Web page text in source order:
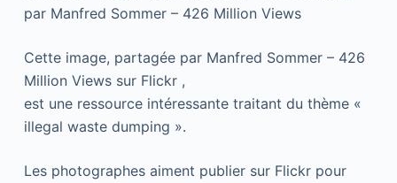
par Manfred Sommer – 426 Million Views
Cette image, partagée par Manfred Sommer – 426
Million Views sur Flickr ,
est une ressource intéressante traitant du thème «
illegal waste dumping ».
Les photographes aiment publier sur Flickr pour